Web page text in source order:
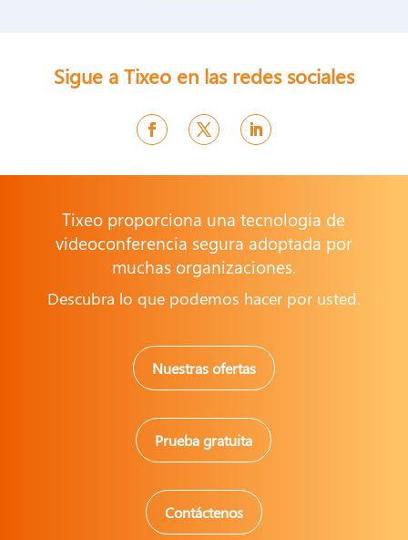
Sigue a Tixeo en las redes sociales
Tixeo proporciona una tecnología de
videoconferencia segura adoptada por
muchas organizaciones.
Descubra lo que podemos hacer por usted.
Nuestras ofertas
Prueba gratuita
Contáctenos